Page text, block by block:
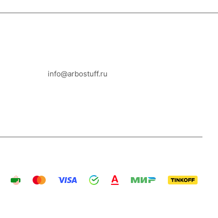
info@arbostuff.ru